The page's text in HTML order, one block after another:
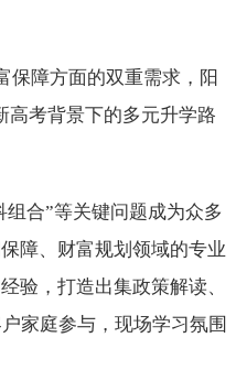
保障方面的双重需求，阳
高考背景下的多元升学路
合”等关键问题成为众多
障、财富规划领域的专业
验，打造出集政策解读、
家庭参与，现场学习氛围